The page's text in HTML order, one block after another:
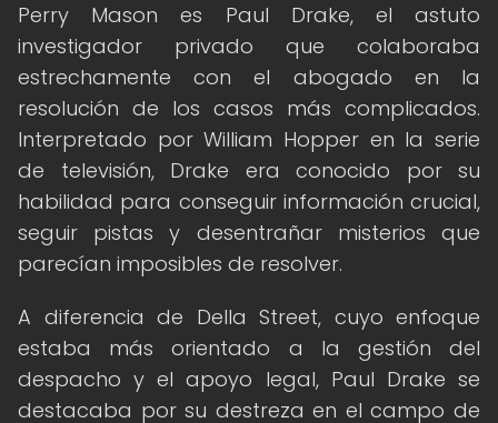
Perry Mason es Paul Drake, el astuto
investigador privado que colaboraba
estrechamente con el abogado en la
resolución de los casos más complicados.
Interpretado por William Hopper en la serie
de televisión, Drake era conocido por su
habilidad para conseguir información crucial,
seguir pistas y desentrañar misterios que
parecían imposibles de resolver.
A diferencia de Della Street, cuyo enfoque
estaba más orientado a la gestión del
despacho y el apoyo legal, Paul Drake se
destacaba por su destreza en el campo de